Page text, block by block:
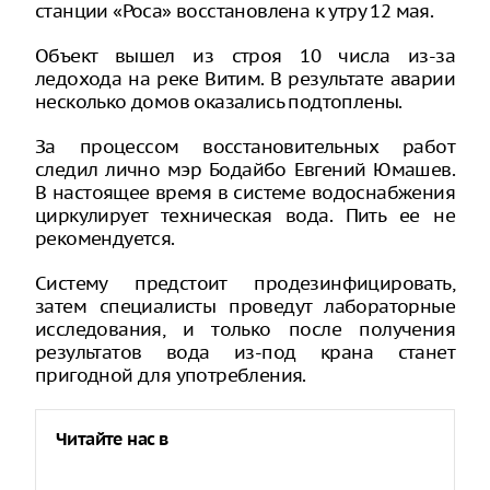
станции «Роса» восстановлена к утру 12 мая.
Объект вышел из строя 10 числа из-за
ледохода на реке Витим. В результате аварии
несколько домов оказались подтоплены.
За процессом восстановительных работ
следил лично мэр Бодайбо Евгений Юмашев.
В настоящее время в системе водоснабжения
циркулирует техническая вода. Пить ее не
рекомендуется.
Систему предстоит продезинфицировать,
затем специалисты проведут лабораторные
исследования, и только после получения
результатов вода из-под крана станет
пригодной для употребления.
Читайте нас в